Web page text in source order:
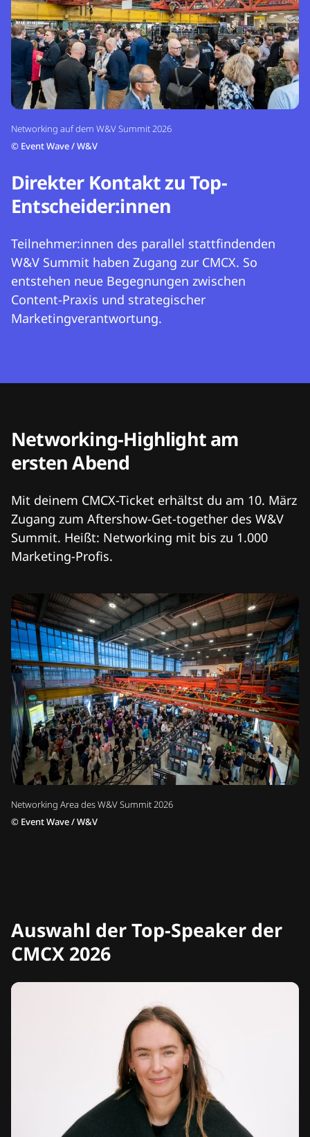
Networking auf dem W&V Summit 2026
© Event Wave / W&V
Direkter Kontakt zu Top-
Entscheider:innen
Teilnehmer:innen des parallel stattfindenden
W&V Summit haben Zugang zur CMCX. So
entstehen neue Begegnungen zwischen
Content-Praxis und strategischer
Marketingverantwortung.
Networking Area des W&V Summit 2026
© Event Wave / W&V
Networking-Highlight am
ersten Abend
Mit deinem CMCX-Ticket erhältst du am 10. März
Zugang zum Aftershow-Get-together des W&V
Summit. Heißt: Networking mit bis zu 1.000
Marketing-Profis.
Auswahl der Top-Speaker der
CMCX 2026